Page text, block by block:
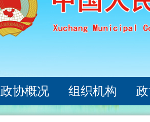
政协概况 组织机构